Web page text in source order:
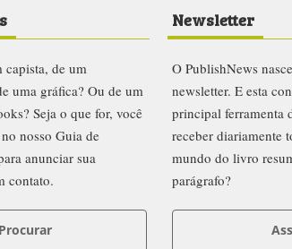
capista, de um
uma gráfica? Ou de um
Seja o que for, você
nosso Guia de
anunciar sua
contato.
Procurar
Newsletter
O PublishNews
newsletter. E esta
principal ferramenta
receber diariamente
mundo do livro
parágrafo?